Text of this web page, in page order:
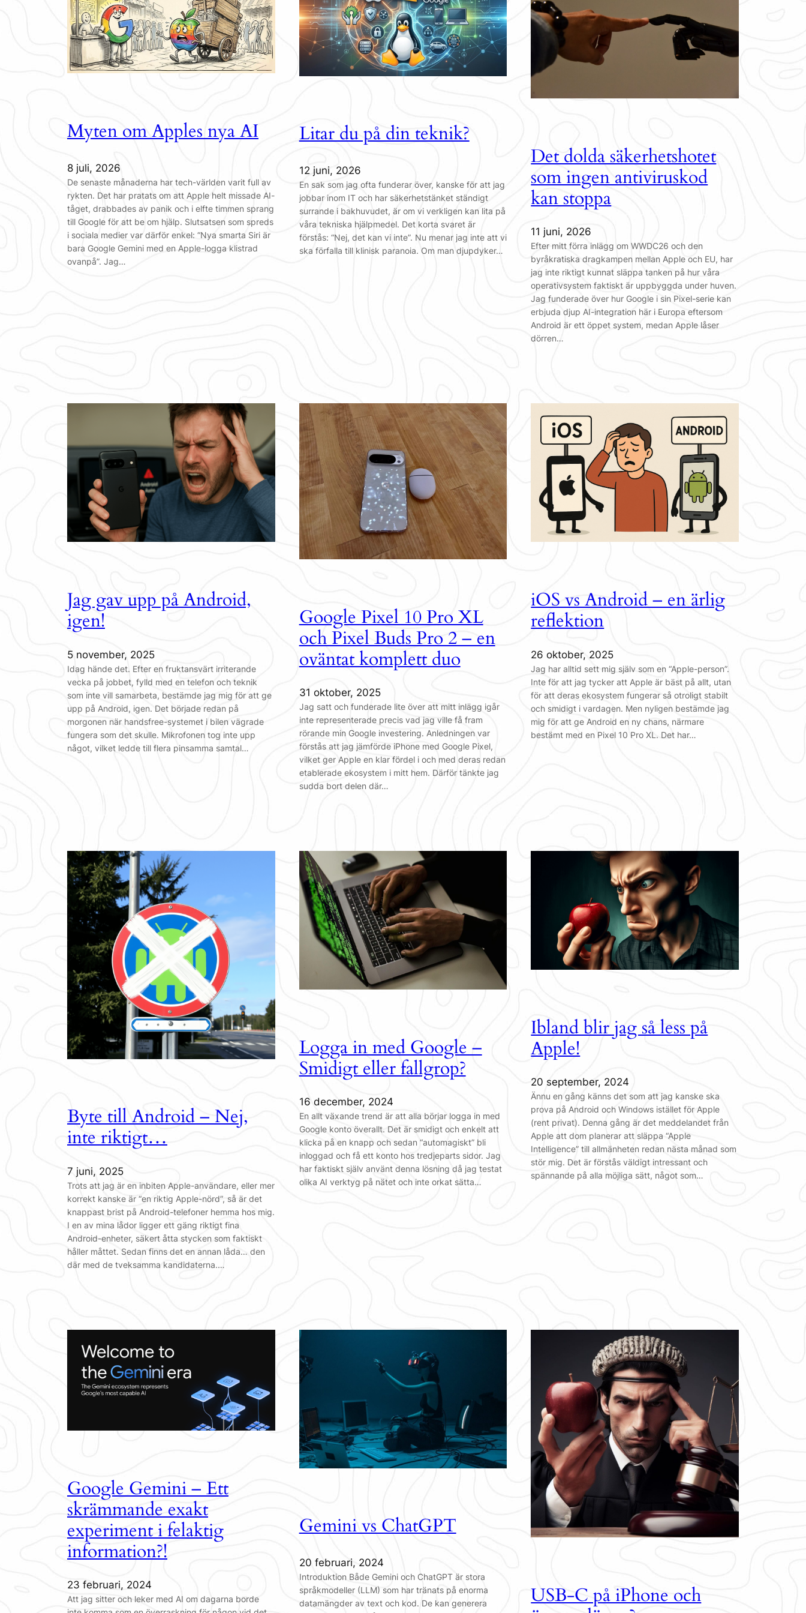
Myten om Apples nya AI
8 juli, 2026
De senaste månaderna har tech-världen varit full av
rykten. Det har pratats om att Apple helt missade AI-
tåget, drabbades av panik och i elfte timmen sprang
till Google för att be om hjälp. Slutsatsen som spreds
i sociala medier var därför enkel: “Nya smarta Siri är
bara Google Gemini med en Apple-logga klistrad
ovanpå”. Jag…
Litar du på din teknik?
12 juni, 2026
En sak som jag ofta funderar över, kanske för att jag
jobbar inom IT och har säkerhetstänket ständigt
surrande i bakhuvudet, är om vi verkligen kan lita på
våra tekniska hjälpmedel. Det korta svaret är
förstås: “Nej, det kan vi inte”. Nu menar jag inte att vi
ska förfalla till klinisk paranoia. Om man djupdyker…
Det dolda säkerhetshotet
som ingen antiviruskod
kan stoppa
11 juni, 2026
Efter mitt förra inlägg om WWDC26 och den
byråkratiska dragkampen mellan Apple och EU, har
jag inte riktigt kunnat släppa tanken på hur våra
operativsystem faktiskt är uppbyggda under huven.
Jag funderade över hur Google i sin Pixel-serie kan
erbjuda djup AI-integration här i Europa eftersom
Android är ett öppet system, medan Apple låser
dörren…
Jag gav upp på Android,
igen!
5 november, 2025
Idag hände det. Efter en fruktansvärt irriterande
vecka på jobbet, fylld med en telefon och teknik
som inte vill samarbeta, bestämde jag mig för att ge
upp på Android, igen. Det började redan på
morgonen när handsfree-systemet i bilen vägrade
fungera som det skulle. Mikrofonen tog inte upp
något, vilket ledde till flera pinsamma samtal…
Google Pixel 10 Pro XL
och Pixel Buds Pro 2 – en
oväntat komplett duo
31 oktober, 2025
Jag satt och funderade lite över att mitt inlägg igår
inte representerade precis vad jag ville få fram
rörande min Google investering. Anledningen var
förstås att jag jämförde iPhone med Google Pixel,
vilket ger Apple en klar fördel i och med deras redan
etablerade ekosystem i mitt hem. Därför tänkte jag
sudda bort delen där…
iOS vs Android – en ärlig
reflektion
26 oktober, 2025
Jag har alltid sett mig själv som en “Apple-person”.
Inte för att jag tycker att Apple är bäst på allt, utan
för att deras ekosystem fungerar så otroligt stabilt
och smidigt i vardagen. Men nyligen bestämde jag
mig för att ge Android en ny chans, närmare
bestämt med en Pixel 10 Pro XL. Det har…
Byte till Android – Nej,
inte riktigt…
7 juni, 2025
Trots att jag är en inbiten Apple-användare, eller mer
korrekt kanske är “en riktig Apple-nörd”, så är det
knappast brist på Android-telefoner hemma hos mig.
I en av mina lådor ligger ett gäng riktigt fina
Android-enheter, säkert åtta stycken som faktiskt
håller måttet. Sedan finns det en annan låda… den
där med de tveksamma kandidaterna.…
Logga in med Google –
Smidigt eller fallgrop?
16 december, 2024
En allt växande trend är att alla börjar logga in med
Google konto överallt. Det är smidigt och enkelt att
klicka på en knapp och sedan “automagiskt” bli
inloggad och få ett konto hos tredjeparts sidor. Jag
har faktiskt själv använt denna lösning då jag testat
olika AI verktyg på nätet och inte orkat sätta…
Ibland blir jag så less på
Apple!
20 september, 2024
Ännu en gång känns det som att jag kanske ska
prova på Android och Windows istället för Apple
(rent privat). Denna gång är det meddelandet från
Apple att dom planerar att släppa “Apple
Intelligence” till allmänheten redan nästa månad som
stör mig. Det är förstås väldigt intressant och
spännande på alla möjliga sätt, något som…
Google Gemini – Ett
skrämmande exakt
experiment i felaktig
information?!
23 februari, 2024
Att jag sitter och leker med AI om dagarna borde
Gemini vs ChatGPT
20 februari, 2024
Introduktion Både Gemini och ChatGPT är stora
språkmodeller (LLM) som har tränats på enorma
datamängder av text och kod. De kan generera
USB-C på iPhone och